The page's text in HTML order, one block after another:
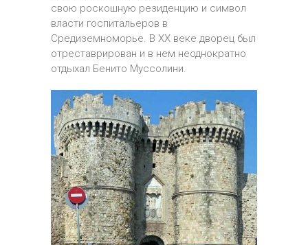
свою роскошную резиденцию и символ
власти госпитальеров в
Средиземноморье. В XX веке дворец был
отреставрирован и в нем неоднократно
отдыхал Бенито Муссолини.